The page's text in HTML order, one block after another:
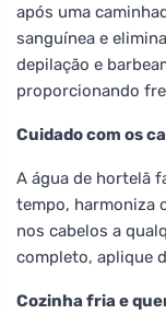
após uma
sanguínea e
depilação e
proporcionando
Cuidado com os
A água de hortelã
tempo, harmoniza
nos cabelos a
completo, aplique
Cozinha fria e